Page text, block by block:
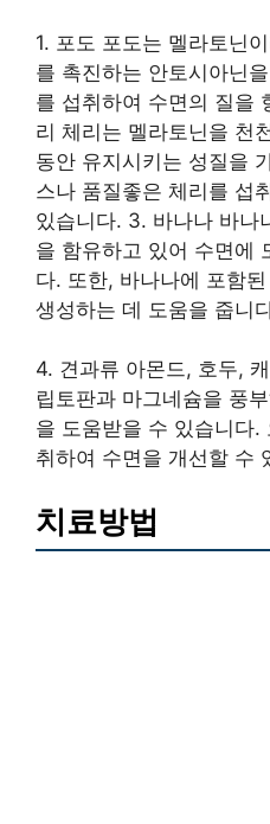
1. 포도 포도는 멜라토닌
를 촉진하는 안토시아닌
를 섭취하여 수면의 질을
리 체리는 멜라토닌을 천
동안 유지시키는 성질을
스나 품질좋은 체리를 섭
있습니다. 3. 바나나 바나
을 함유하고 있어 수면에
다. 또한, 바나나에 포함
생성하는 데 도움을 줍니
4. 견과류 아몬드, 호두,
립토판과 마그네슘을 풍
을 도움받을 수 있습니다.
취하여 수면을 개선할 수
치료방법